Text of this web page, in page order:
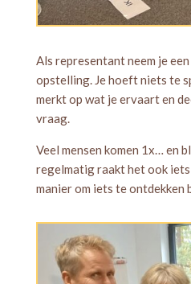
Als representant neem je
opstelling. Je hoeft niets te
merkt op wat je ervaart en
vraag.
Veel mensen komen 1x… en
regelmatig raakt het ook
manier om iets te ontdekken